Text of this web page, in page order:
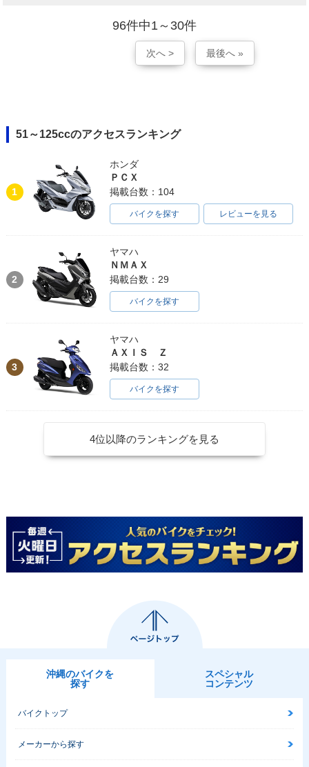
96件中1～30件
次へ > 最後へ »
51～125ccのアクセスランキング
1
ホンダ
ＰＣＸ
掲載台数：104
バイクを探す レビューを見る
2
ヤマハ
ＮＭＡＸ
掲載台数：29
バイクを探す
3
ヤマハ
ＡＸＩＳ Ｚ
掲載台数：32
バイクを探す
4位以降のランキングを見る
沖縄のバイクを
探す
スペシャル
コンテンツ
バイクトップ
メーカーから探す